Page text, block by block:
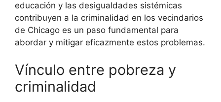
educación y las desigualdades sistémicas
contribuyen a la criminalidad en los vecindarios
de Chicago es un paso fundamental para
abordar y mitigar eficazmente estos problemas.
Vínculo entre pobreza y
criminalidad